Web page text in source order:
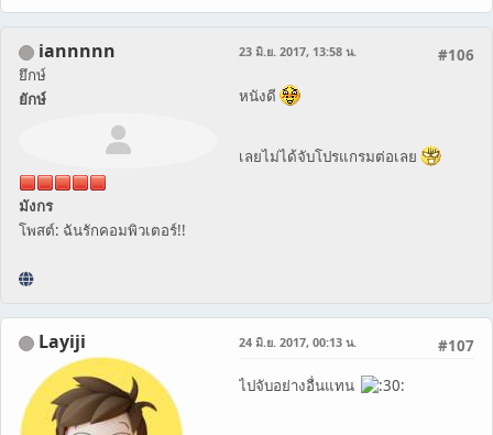
iannnnn
ยึกษ์
ยักษ์
มังกร
โพสต์: ฉันรักคอมพิวเตอร์!!
#106
23 มิ.ย. 2017, 13:58 น.
หนังดี
เลยไม่ได้จับโปรแกรมต่อเลย
Layiji #107
24 มิ.ย. 2017, 00:13 น.
ไปจับอย่างอื่นแทน